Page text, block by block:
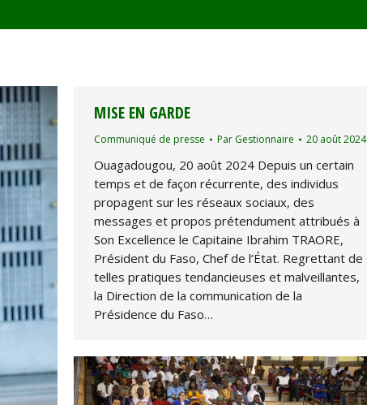
MISE EN GARDE
Communiqué de presse Par Gestionnaire 20 août 2024
Ouagadougou, 20 août 2024 Depuis un certain
temps et de façon récurrente, des individus
propagent sur les réseaux sociaux, des
messages et propos prétendument attribués à
Son Excellence le Capitaine Ibrahim TRAORE,
Président du Faso, Chef de l’État. Regrettant de
telles pratiques tendancieuses et malveillantes,
la Direction de la communication de la
Présidence du Faso…